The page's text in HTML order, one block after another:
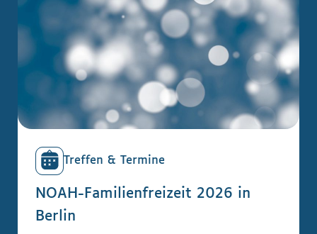
Treffen & Termine
NOAH-Familienfreizeit 2026 in
Berlin